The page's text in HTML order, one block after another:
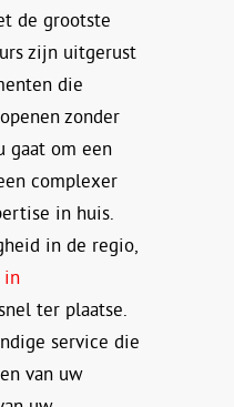
de grootste
zijn uitgerust
die
zonder
gaat om een
complexer
in huis.
in de regio,
in
ter plaatse.
service die
van uw